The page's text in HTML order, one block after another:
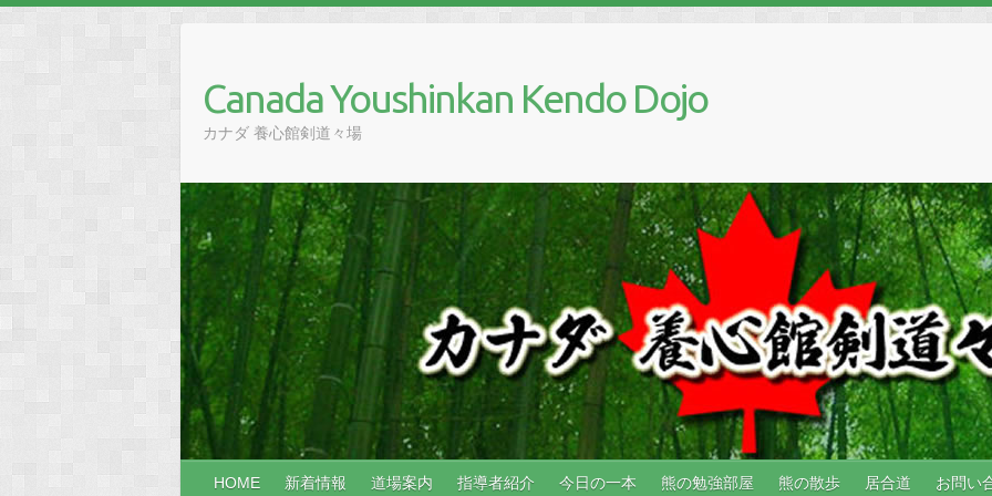
content
Canada Youshinkan Kendo Dojo
カナダ 養心館剣道々場
HOME 新着情報 道場案内 指導者紹介 今日の一本 熊の勉強部屋 熊の散歩 居合道 お問い